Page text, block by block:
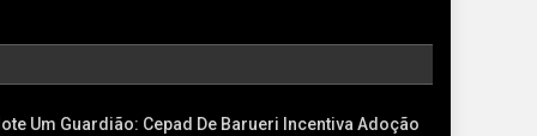
Um Guardião: Cepad De Barueri Incentiva Adoção